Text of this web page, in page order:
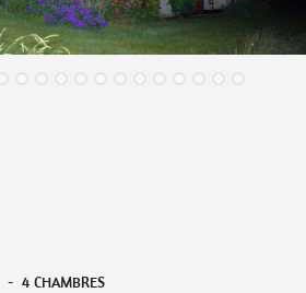
- 4 CHAMBRES